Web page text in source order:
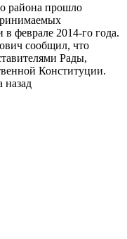
района прошло
феврале 2014-го года.
сообщил, что
Рады,
Конституции.
назад